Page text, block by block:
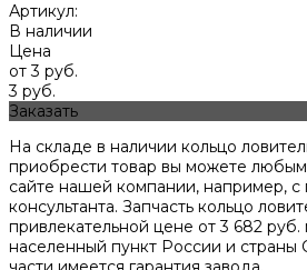
Артикул:
В наличии
Цена
от 3 руб.
3 руб.
Заказать
На складе в наличии кольцо
приобрести товар вы можете
сайте нашей компании, например,
консультанта. Запчасть кольцо
привлекательной цене от3 682 руб.
населенный пункт России и страны